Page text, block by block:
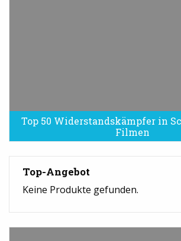
Top 50 Widerstandskämpfer in
Filmen
Top-Angebot
Keine Produkte gefunden.